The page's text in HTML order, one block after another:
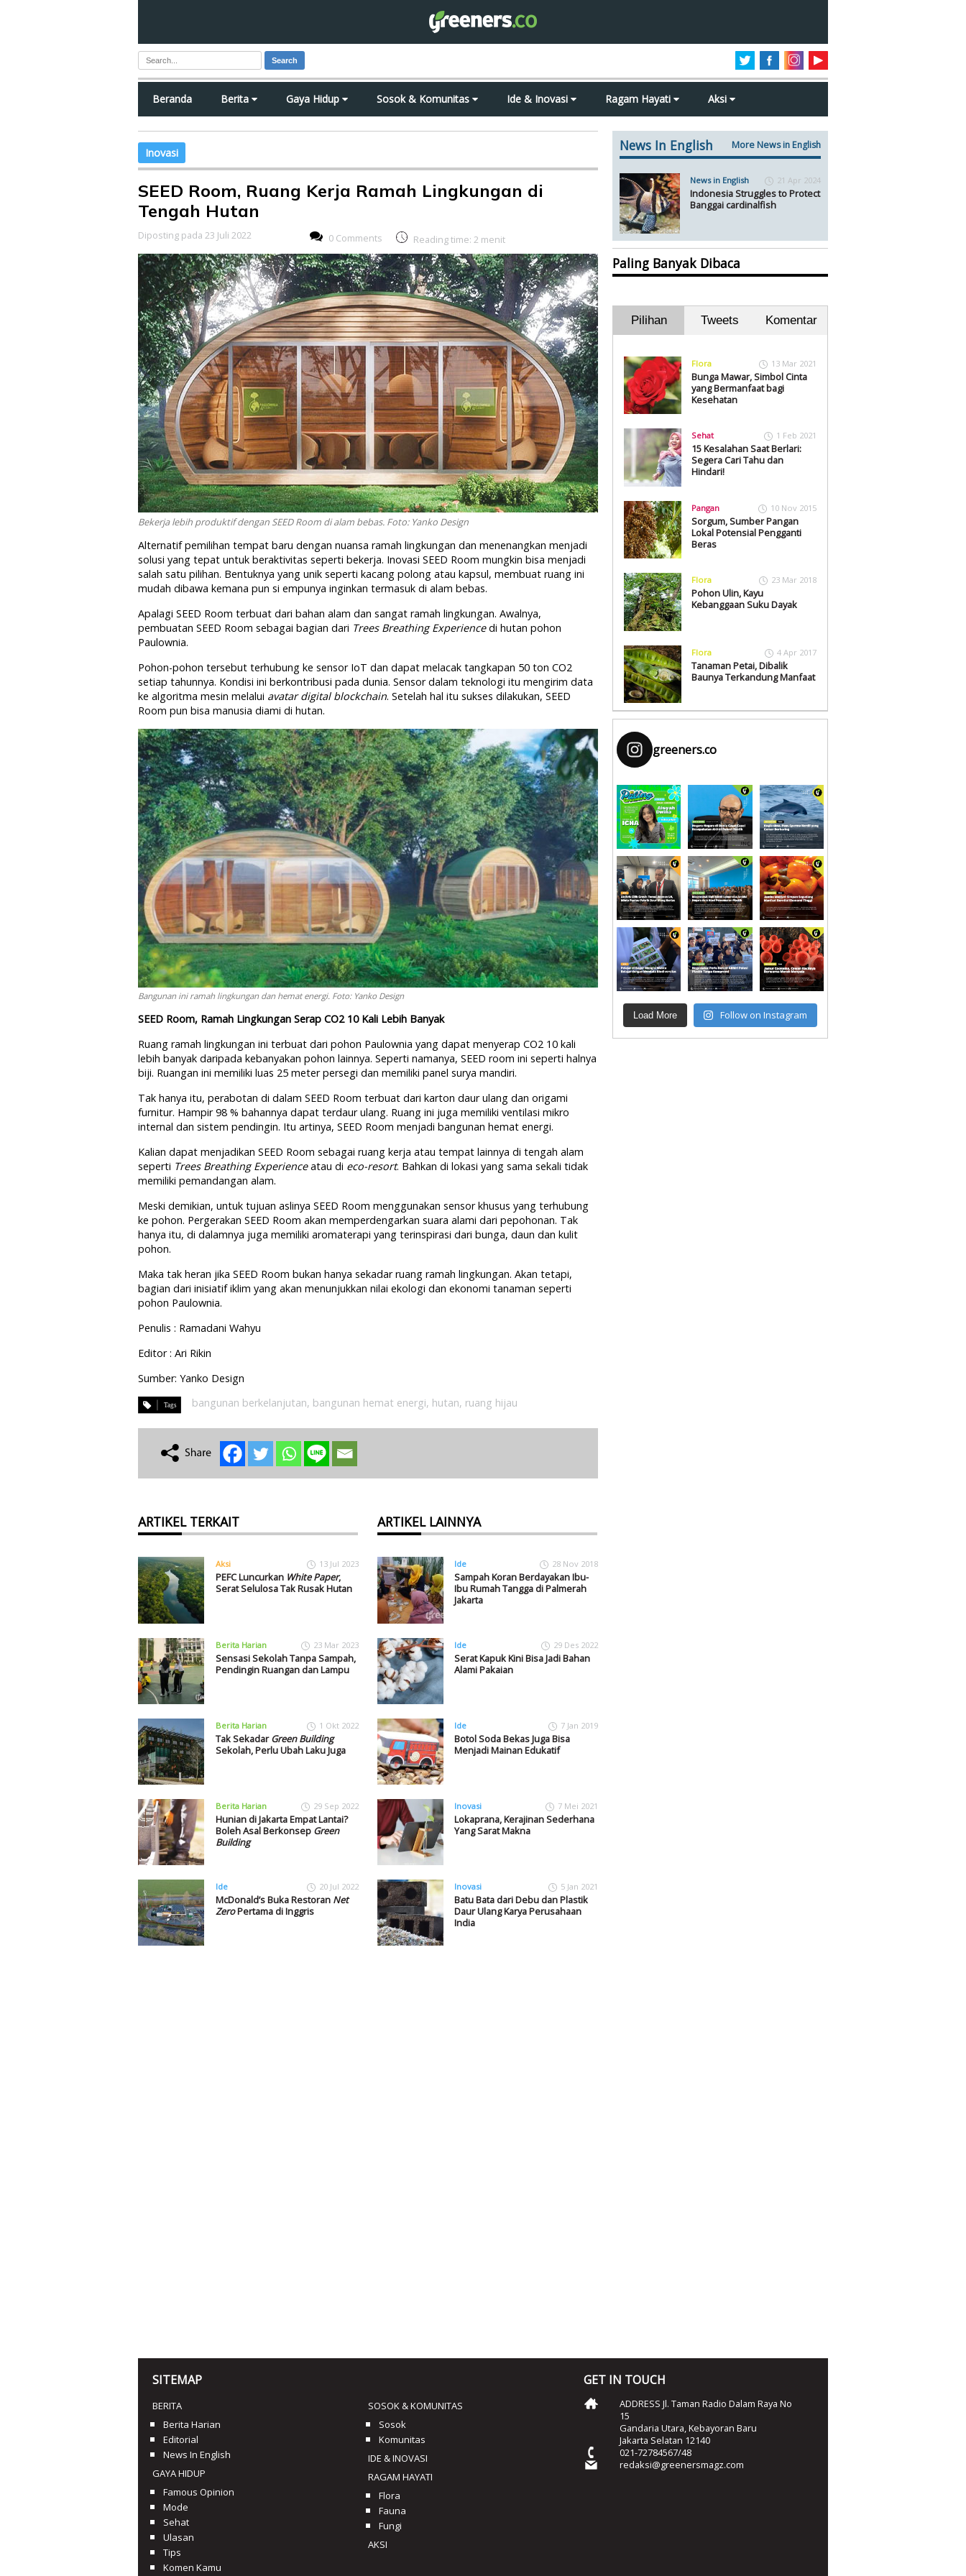
Search
Beranda Berita Gaya Hidup Sosok & Komunitas Ide & Inovasi Ragam Hayati Aksi
Inovasi
SEED Room, Ruang Kerja Ramah Lingkungan di
Tengah Hutan
Diposting pada 23 Juli 2022 0 Comments Reading time: 2 menit
Bekerja lebih produktif dengan SEED Room di alam bebas. Foto: Yanko Design
Alternatif pemilihan tempat baru dengan nuansa ramah lingkungan dan menenangkan menjadi
solusi yang tepat untuk beraktivitas seperti bekerja. Inovasi SEED Room mungkin bisa menjadi
salah satu pilihan. Bentuknya yang unik seperti kacang polong atau kapsul, membuat ruang ini
mudah dibawa kemana pun si empunya inginkan termasuk di alam bebas.
Apalagi SEED Room terbuat dari bahan alam dan sangat ramah lingkungan. Awalnya,
pembuatan SEED Room sebagai bagian dari Trees Breathing Experiencedi hutan pohon
Paulownia.
Pohon-pohon tersebut terhubung ke sensor IoT dan dapat melacak tangkapan 50 ton CO2
setiap tahunnya. Kondisi ini berkontribusi pada dunia. Sensor dalam teknologi itu mengirim data
ke algoritma mesin melalui avatar digital blockchain. Setelah hal itu sukses dilakukan, SEED
Room pun bisa manusia diami di hutan.
Bangunan ini ramah lingkungan dan hemat energi. Foto: Yanko Design
SEED Room, Ramah Lingkungan Serap CO2 10 Kali Lebih Banyak
Ruang ramah lingkungan ini terbuat dari pohon Paulownia yang dapat menyerap CO2 10 kali
lebih banyak daripada kebanyakan pohon lainnya. Seperti namanya, SEED room ini seperti halnya
biji. Ruangan ini memiliki luas 25 meter persegi dan memiliki panel surya mandiri.
Tak hanya itu, perabotan di dalam SEED Room terbuat dari karton daur ulang dan origami
furnitur. Hampir 98 % bahannya dapat terdaur ulang. Ruang ini juga memiliki ventilasi mikro
internal dan sistem pendingin. Itu artinya, SEED Room menjadi bangunan hemat energi.
Kalian dapat menjadikan SEED Room sebagai ruang kerja atau tempat lainnya di tengah alam
seperti Trees Breathing Experienceatau di eco-resort. Bahkan di lokasi yang sama sekali tidak
memiliki pemandangan alam.
Meski demikian, untuk tujuan aslinya SEED Room menggunakan sensor khusus yang terhubung
ke pohon. Pergerakan SEED Room akan memperdengarkan suara alami dari pepohonan. Tak
hanya itu, di dalamnya juga memiliki aromaterapi yang terinspirasi dari bunga, daun dan kulit
pohon.
Maka tak heran jika SEED Room bukan hanya sekadar ruang ramah lingkungan. Akan tetapi,
bagian dari inisiatif iklim yang akan menunjukkan nilai ekologi dan ekonomi tanaman seperti
pohon Paulownia.
Penulis : Ramadani Wahyu
Editor : Ari Rikin
Sumber: Yanko Design
bangunan berkelanjutan, bangunan hemat energi, hutan, ruang hijau
ARTIKEL TERKAIT
Aksi 13 Jul 2023
PEFC Luncurkan White Paper,
Serat Selulosa Tak Rusak Hutan
Berita Harian 23 Mar 2023
Sensasi Sekolah Tanpa Sampah,
Pendingin Ruangan dan Lampu
Berita Harian 1 Okt 2022
Tak SekadarGreen Building
Sekolah, Perlu Ubah Laku Juga
Berita Harian 29 Sep 2022
Hunian di Jakarta Empat Lantai?
Boleh Asal Berkonsep Green
Building
Ide 20 Jul 2022
McDonald’s Buka Restoran Net
ZeroPertama di Inggris
ARTIKEL LAINNYA
Ide 28 Nov 2018
Sampah Koran Berdayakan Ibu-
Ibu Rumah Tangga di Palmerah
Jakarta
Ide 29 Des 2022
Serat Kapuk Kini Bisa Jadi Bahan
Alami Pakaian
Ide 7 Jan 2019
Botol Soda Bekas Juga Bisa
Menjadi Mainan Edukatif
Inovasi 7 Mei 2021
Lokaprana, Kerajinan Sederhana
Yang Sarat Makna
Inovasi 5 Jan 2021
Batu Bata dari Debu dan Plastik
Daur Ulang Karya Perusahaan
India
News In English More News in English
News in English 21 Apr 2024
Indonesia Struggles to Protect
Banggai cardinalfish
Paling Banyak Dibaca
Pilihan Tweets Komentar
Flora 13 Mar 2021
Bunga Mawar, Simbol Cinta
yang Bermanfaat bagi
Kesehatan
Sehat 1 Feb 2021
15 Kesalahan Saat Berlari:
Segera Cari Tahu dan
Hindari!
Pangan 10 Nov 2015
Sorgum, Sumber Pangan
Lokal Potensial Pengganti
Beras
Flora 23 Mar 2018
Pohon Ulin, Kayu
Kebanggaan Suku Dayak
Flora 4 Apr 2017
Tanaman Petai, Dibalik
Baunya Terkandung Manfaat
greeners.co
Load More Follow on Instagram
SITEMAP
BERITA
Berita Harian
Editorial
News In English
GAYA HIDUP
Famous Opinion
Mode
Sehat
Ulasan
Tips
Komen Kamu
SOSOK & KOMUNITAS
Sosok
Komunitas
IDE & INOVASI
RAGAM HAYATI
Flora
Fauna
Fungi
AKSI
GET IN TOUCH
ADDRESS Jl. Taman Radio Dalam Raya No
15
Gandaria Utara, Kebayoran Baru
Jakarta Selatan 12140
021-72784567/48
redaksi@greenersmagz.com